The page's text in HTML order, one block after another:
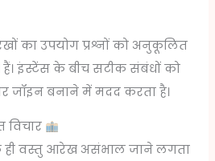
का उपयोग प्रश्नों को अनुकूलित
इंस्टेंस के बीच सटीक संबंधों को
जॉइन बनाने में मदद करता है।
विचार
ही वस्तु आरेख असंभाल जाने लगता